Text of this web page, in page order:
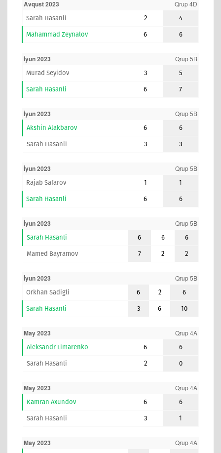
Avqust 2023 Qrup 4D
Sarah Hasanli 2 4
Mahammad Zeynalov 6 6
İyun 2023 Qrup 5B
Murad Seyidov 3 5
Sarah Hasanli 6 7
İyun 2023 Qrup 5B
Akshin Alakbarov 6 6
Sarah Hasanli 3 3
İyun 2023 Qrup 5B
Rajab Safarov 1 1
Sarah Hasanli 6 6
İyun 2023 Qrup 5B
Sarah Hasanli 6 6 6
Mamed Bayramov 7 2 2
İyun 2023 Qrup 5B
Orkhan Sadigli 6 2 6
Sarah Hasanli 3 6 10
May 2023 Qrup 4A
Aleksandr Limarenko 6 6
Sarah Hasanli 2 0
May 2023 Qrup 4A
Kamran Axundov 6 6
Sarah Hasanli 3 1
May 2023 Qrup 4A